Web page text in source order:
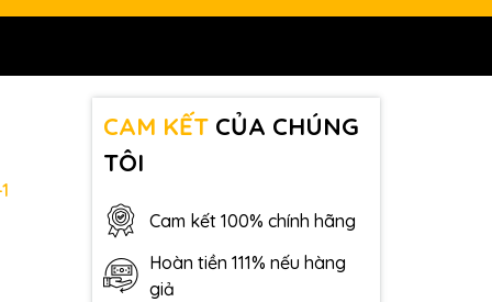
CAM KẾTCỦA CHÚNG
TÔI
Cam kết 100% chính hãng
Hoàn tiền 111% nếu hàng
giả